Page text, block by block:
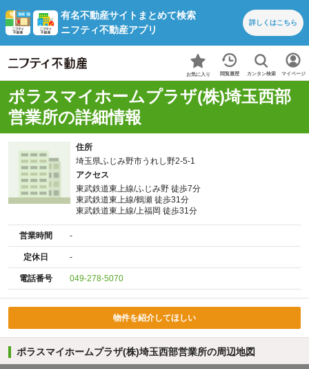
有名不動産サイトまとめて検索
ニフティ不動産アプリ
詳しくはこちら
お気に入り 閲覧履歴 カンタン検索 マイページ
ポラスマイホームプラザ(株)埼玉西部
営業所の詳細情報
住所
埼玉県ふじみ野市うれし野2-5-1
アクセス
東武鉄道東上線/ふじみ野 徒歩7分
東武鉄道東上線/鶴瀬 徒歩31分
東武鉄道東上線/上福岡 徒歩31分
営業時間 -
定休日 -
電話番号 049-278-5070
物件を紹介してほしい
ポラスマイホームプラザ(株)埼玉西部営業所の周辺地図